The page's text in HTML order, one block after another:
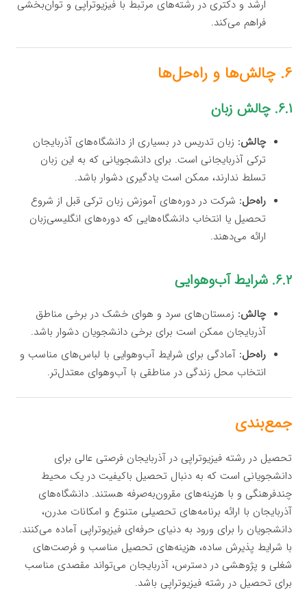
ارشد و دکتری در رشته‌های مرتبط با فیزیوتراپی و توان‌بخشی
فراهم می‌کند.
۶. چالش‌ها و راه‌حل‌ها
۶.۱. چالش زبان
چالش: زبان تدریس در بسیاری از دانشگاه‌های آذربایجان
ترکی آذربایجانی است. برای دانشجویانی که به این زبان
تسلط ندارند، ممکن است یادگیری دشوار باشد.
راه‌حل: شرکت در دوره‌های آموزش زبان ترکی قبل از شروع
تحصیل یا انتخاب دانشگاه‌هایی که دوره‌های انگلیسی‌زبان
ارائه می‌دهند.
۶.۲. شرایط آب‌وهوایی
چالش: زمستان‌های سرد و هوای خشک در برخی مناطق
آذربایجان ممکن است برای برخی دانشجویان دشوار باشد.
راه‌حل: آمادگی برای شرایط آب‌وهوایی با لباس‌های مناسب و
انتخاب محل زندگی در مناطقی با آب‌وهوای معتدل‌تر.
جمع‌بندی
تحصیل در رشته فیزیوتراپی در آذربایجان فرصتی عالی برای
دانشجویانی است که به دنبال تحصیل باکیفیت در یک محیط
چندفرهنگی و با هزینه‌های مقرون‌به‌صرفه هستند. دانشگاه‌های
آذربایجان با ارائه برنامه‌های تحصیلی متنوع و امکانات مدرن،
دانشجویان را برای ورود به دنیای حرفه‌ای فیزیوتراپی آماده می‌کنند.
با شرایط پذیرش ساده، هزینه‌های تحصیل مناسب و فرصت‌های
شغلی و پژوهشی در دسترس، آذربایجان می‌تواند مقصدی مناسب
برای تحصیل در رشته فیزیوتراپی باشد.